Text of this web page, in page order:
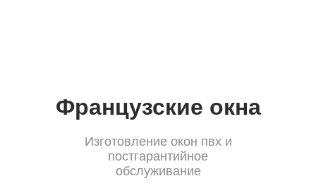
Французские окна
Изготовление окон пвх и
постгарантийное
обслуживание